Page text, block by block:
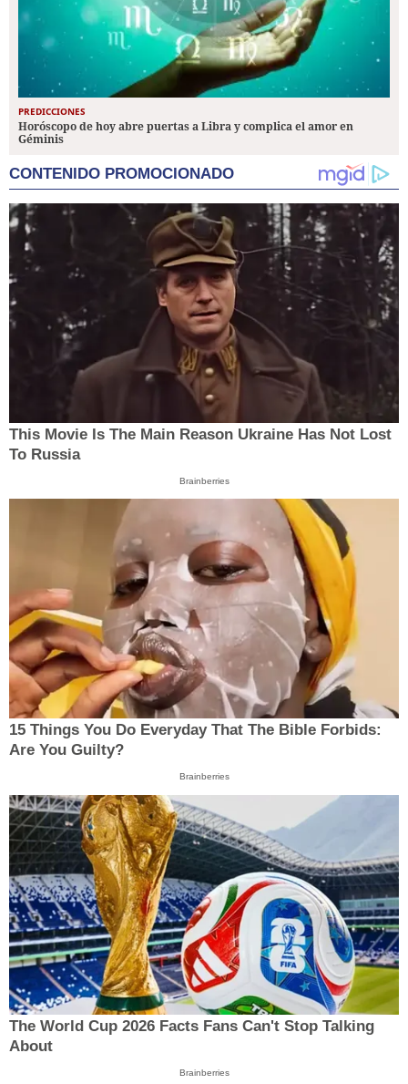
PREDICCIONES
Horóscopo de hoy abre puertas a Libra y complica el amor en
Géminis
CONTENIDO PROMOCIONADO
This Movie Is The Main Reason Ukraine Has Not Lost
To Russia
Brainberries
15 Things You Do Everyday That The Bible Forbids:
Are You Guilty?
Brainberries
The World Cup 2026 Facts Fans Can't Stop Talking
About
Brainberries